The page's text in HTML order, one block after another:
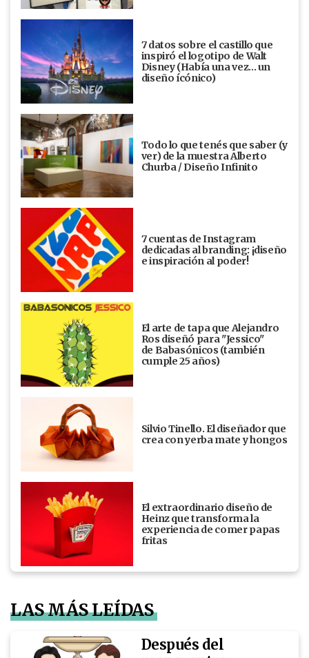
7 datos sobre el castillo que
inspiró el logotipo de Walt
Disney (Había una vez... un
diseño ícónico)
Todo lo que tenés que saber (y
ver) de la muestra Alberto
Churba / Diseño Infinito
7 cuentas de Instagram
dedicadas al branding: ¡diseño
e inspiración al poder!
El arte de tapa que Alejandro
Ros diseñó para "Jessico"
de Babasónicos (también
cumple 25 años)
Silvio Tinello. El diseñador que
crea con yerba mate y hongos
El extraordinario diseño de
Heinz que transforma la
experiencia de comer papas
fritas
LAS MÁS LEÍDAS
Después del